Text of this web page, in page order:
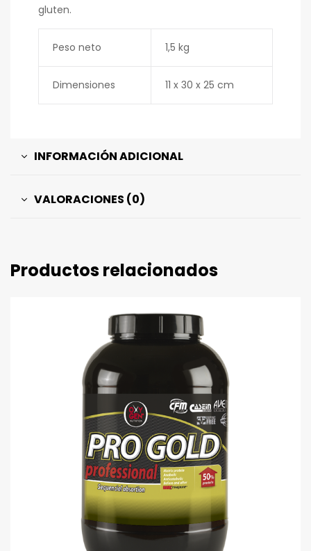
gluten.
Peso neto 1,5 kg
Dimensiones 11 x 30 x 25 cm
INFORMACIÓN ADICIONAL
VALORACIONES (0)
Productos relacionados